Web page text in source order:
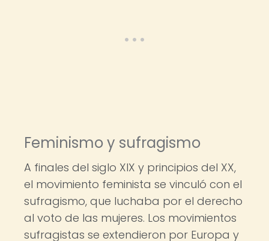
Feminismo y sufragismo
A finales del siglo XIX y principios del XX,
el movimiento feminista se vinculó con el
sufragismo, que luchaba por el derecho
al voto de las mujeres. Los movimientos
sufragistas se extendieron por Europa y